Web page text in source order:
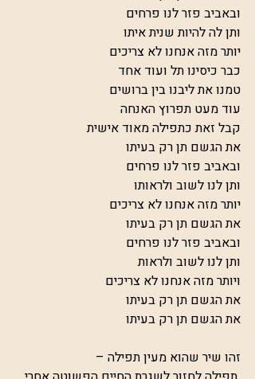
ובאביב פזר לנו פרחים
ותן לה להיות שנית איתו
יותר מזה אנחנו לא צריכים
כבר כיסינו תל ועוד אחד
טמנו את ליבנו בין ברושים
עוד מעט תפרוץ האנחה
קבל זאת כתפילה מאוד אישית
את הגשם תן רק בעיתו
ובאביב פזר לנו פרחים
ותן לנו לשוב ולראותו
יותר מזה אנחנו לא צריכים
את הגשם תן רק בעיתו
ובאביב פזר לנו פרחים
ותן לנו לשוב ולראות
ויותר מזה אנחנו לא צריכים
את הגשם תן רק בעיתו
את הגשם תן רק בעיתו
זהו שיר שהוא מעין תפילה –